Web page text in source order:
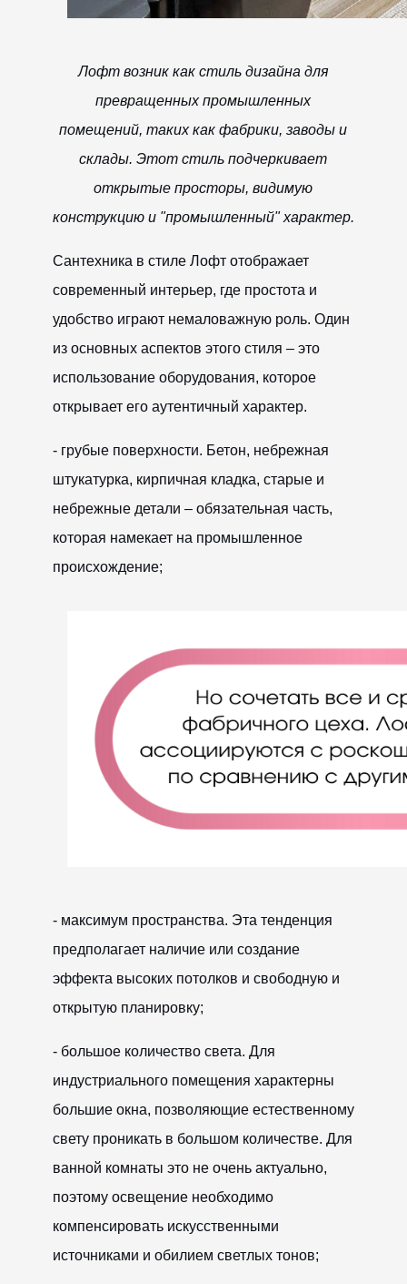
Лофт возник как стиль дизайна для
превращенных промышленных
помещений, таких как фабрики, заводы и
склады. Этот стиль подчеркивает
открытые просторы, видимую
конструкцию и "промышленный" характер.
Сантехника в стиле Лофт отображает
современный интерьер, где простота и
удобство играют немаловажную роль. Один
из основных аспектов этого стиля – это
использование оборудования, которое
открывает его аутентичный характер.
- грубые поверхности. Бетон, небрежная
штукатурка, кирпичная кладка, старые и
небрежные детали – обязательная часть,
которая намекает на промышленное
происхождение;
- максимум пространства. Эта тенденция
предполагает наличие или создание
эффекта высоких потолков и свободную и
открытую планировку;
- большое количество света. Для
индустриального помещения характерны
большие окна, позволяющие естественному
свету проникать в большом количестве. Для
ванной комнаты это не очень актуально,
поэтому освещение необходимо
компенсировать искусственными
источниками и обилием светлых тонов;